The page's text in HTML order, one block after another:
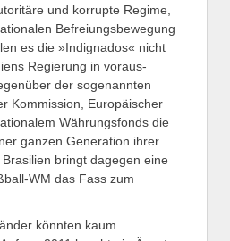
und korrupte Regime,
Befreiungsbewegung
es die »Indignados« nicht
Regierung in voraus­
der sogenannten
Kommission, Europäischer
Währungsfonds die
ganzen Generation ihrer
bringt dagegen eine
WM das Fass zum
könnten kaum